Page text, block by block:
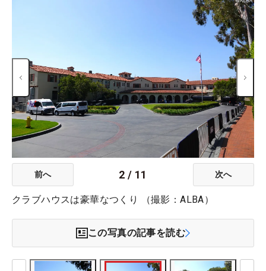
前へ 2 / 11 次へ
クラブハウスは豪華なつくり （撮影：ALBA）
この写真の記事を読む